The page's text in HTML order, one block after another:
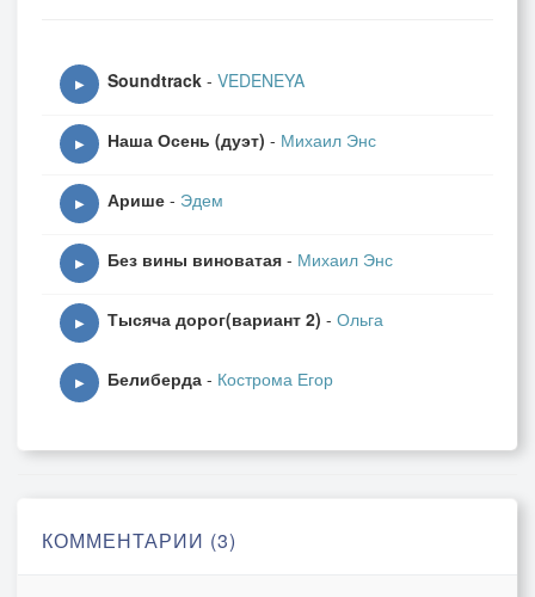
▶ Soundtrack - VEDENEYA
▶ Наша Осень (дуэт) - Михаил Энс
▶ Арише - Эдем
▶ Без вины виноватая - Михаил Энс
▶ Тысяча дорог(вариант 2) - Ольга
▶ Белиберда - Кострома Егор
КОММЕНТАРИИ (3)